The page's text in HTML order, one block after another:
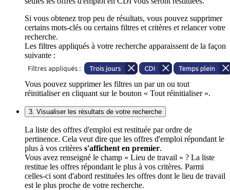
Si vous obtenez trop peu de résultats, vous pouvez supprimer
certains mots-clés ou certains filtres et critères et relancer votre
recherche.
Les filtres appliqués à votre recherche apparaissent de la façon
suivante :
Vous pouvez supprimer les filtres un par un ou tout
réinitialiser en cliquant sur le bouton « Tout réinitialiser ».
3. Visualiser les résultats de votre recherche
La liste des offres d'emploi est restituée par ordre de
pertinence. Cela veut dire que les offres d'emploi répondant le
plus à vos critères s'affichent en premier.
Vous avez renseigné le champ « Lieu de travail » ? La liste
restitue les offres répondant le plus à vos critères. Parmi
celles-ci sont d'abord restituées les offres dont le lieu de travail
est le plus proche de votre recherche.